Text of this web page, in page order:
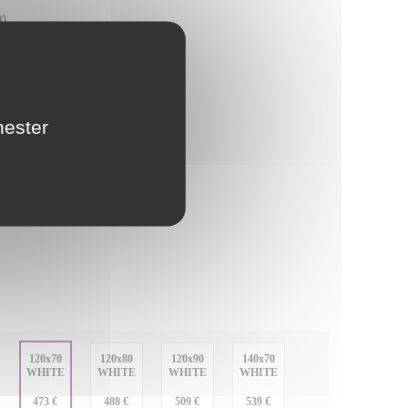
120x70
WHITE
473 €
120x80
WHITE
488 €
120x90
WHITE
509 €
140x70
WHITE
539 €